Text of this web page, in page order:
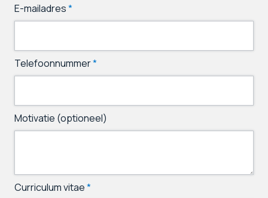
E-mailadres*
Telefoonnummer*
Motivatie (optioneel)
Curriculum vitae*